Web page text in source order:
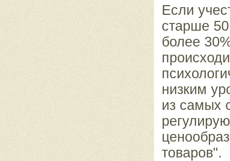
Если
старше
более
низким
из самых
товаров".